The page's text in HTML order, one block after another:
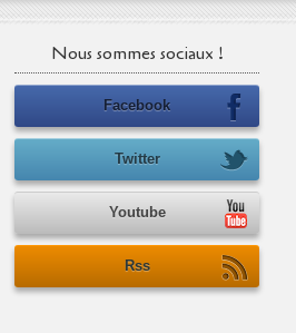
Nous sommes sociaux !
Facebook
Twitter
Youtube
Rss